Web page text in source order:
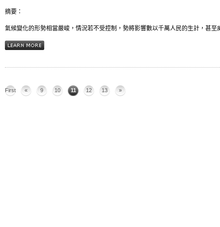
摘要：
氣候變化的形勢相當嚴峻，情況若不受控制，勢將影響數以千萬人民的生計，甚至
First « 9 10 11 12 13 »